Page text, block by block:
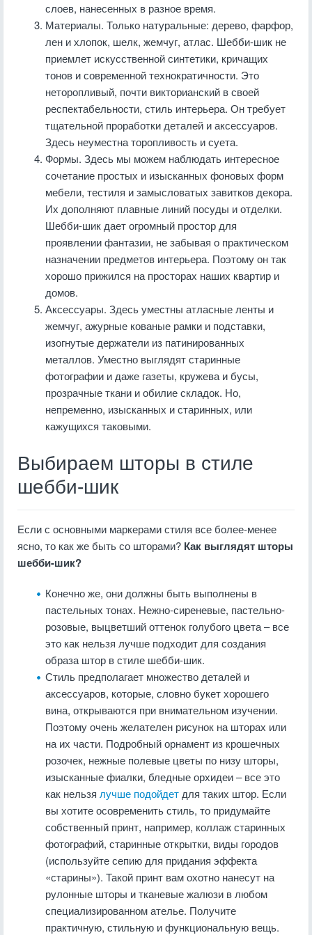
слоев, нанесенных в разное время.
Материалы. Только натуральные: дерево, фарфор,
лен и хлопок, шелк, жемчуг, атлас. Шебби-шик не
приемлет искусственной синтетики, кричащих
тонов и современной технократичности. Это
неторопливый, почти викторианский в своей
респектабельности, стиль интерьера. Он требует
тщательной проработки деталей и аксессуаров.
Здесь неуместна торопливость и суета.
Формы. Здесь мы можем наблюдать интересное
сочетание простых и изысканных фоновых форм
мебели, тестиля и замысловатых завитков декора.
Их дополняют плавные линий посуды и отделки.
Шебби-шик дает огромный простор для
проявлении фантазии, не забывая о практическом
назначении предметов интерьера. Поэтому он так
хорошо прижился на просторах наших квартир и
домов.
Аксессуары. Здесь уместны атласные ленты и
жемчуг, ажурные кованые рамки и подставки,
изогнутые держатели из патинированных
металлов. Уместно выглядят старинные
фотографии и даже газеты, кружева и бусы,
прозрачные ткани и обилие складок. Но,
непременно, изысканных и старинных, или
кажущихся таковыми.
Выбираем шторы в стиле
шебби-шик
Если с основными маркерами стиля все более-менее
ясно, то как же быть со шторами? Как выглядят шторы
шебби-шик?
Конечно же, они должны быть выполнены в
пастельных тонах. Нежно-сиреневые, пастельно-
розовые, выцветший оттенок голубого цвета – все
это как нельзя лучше подходит для создания
образа штор в стиле шебби-шик.
Стиль предполагает множество деталей и
аксессуаров, которые, словно букет хорошего
вина, открываются при внимательном изучении.
Поэтому очень желателен рисунок на шторах или
на их части. Подробный орнамент из крошечных
розочек, нежные полевые цветы по низу шторы,
изысканные фиалки, бледные орхидеи – все это
как нельзя лучше подойдет для таких штор. Если
вы хотите осовременить стиль, то придумайте
собственный принт, например, коллаж старинных
фотографий, старинные открытки, виды городов
(используйте сепию для придания эффекта
«старины»). Такой принт вам охотно нанесут на
рулонные шторы и тканевые жалюзи в любом
специализированном ателье. Получите
практичную, стильную и функциональную вещь.